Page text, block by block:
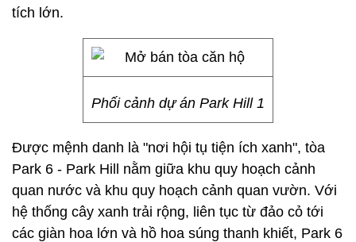
tích lớn.
Phối cảnh dự án Park Hill 1
Được mệnh danh là "nơi hội tụ tiện ích xanh", tòa
Park 6 - Park Hill nằm giữa khu quy hoạch cảnh
quan nước và khu quy hoạch cảnh quan vườn. Với
hệ thống cây xanh trải rộng, liên tục từ đảo cỏ tới
các giàn hoa lớn và hồ hoa súng thanh khiết, Park 6